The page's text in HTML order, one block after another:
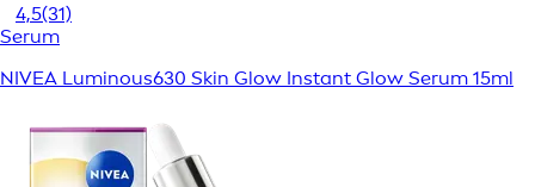
4,5(31)
Serum
NIVEA Luminous630 Skin Glow Instant Glow Serum 15ml